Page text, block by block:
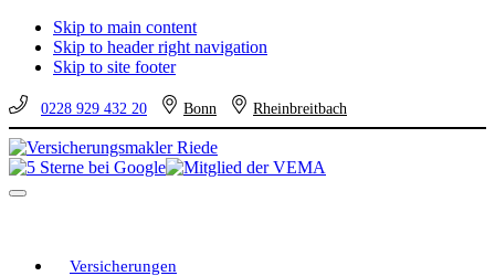
Skip to main content
Skip to header right navigation
Skip to site footer
0228 929 432 20 Bonn Rheinbreitbach
Versicherungsmakler
Riede
Versicherungen
vom
eine
Menu
Versicherungen